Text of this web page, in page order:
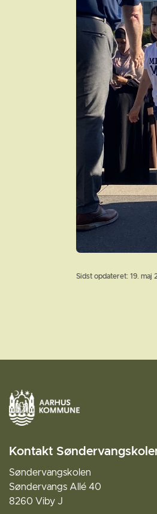
Sidst opdateret: 19. maj
Kontakt
Søndervangskolen
Søndervangs Allé 40
8260 Viby J